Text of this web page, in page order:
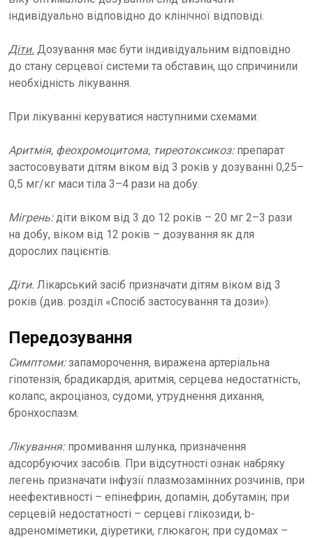
індивідуально відповідно до клінічної відповіді.
Діти. Дозування має бути індивідуальним відповідно
до стану серцевої системи та обставин, що спричинили
необхідність лікування.
При лікуванні керуватися наступними схемами:
Аритмія, феохромоцитома, тиреотоксикоз: препарат
застосовувати дітям віком від 3 років у дозуванні 0,25–
0,5 мг/кг маси тіла 3–4 рази на добу.
Мігрень:діти віком від 3 до 12 років – 20 мг 2–3 рази
на добу, віком від 12 років – дозування як для
дорослих пацієнтів.
Діти. Лікарський засіб призначати дітям віком від 3
років (див. розділ «Спосіб застосування та дози»).
Передозування
Симптоми:запаморочення, виражена артеріальна
гіпотензія, брадикардія, аритмія, серцева недостатність,
колапс, акроціаноз, судоми, утруднення дихання,
бронхоспазм.
Лікування: промивання шлунка, призначення
адсорбуючих засобів. При відсутності ознак набряку
легень призначати інфузії плазмозамінних розчинів, при
неефективності – епінефрин, допамін, добутамін; при
серцевій недостатності – серцеві глікозиди, b-
адреноміметики, діуретики, глюкагон; при судомах –